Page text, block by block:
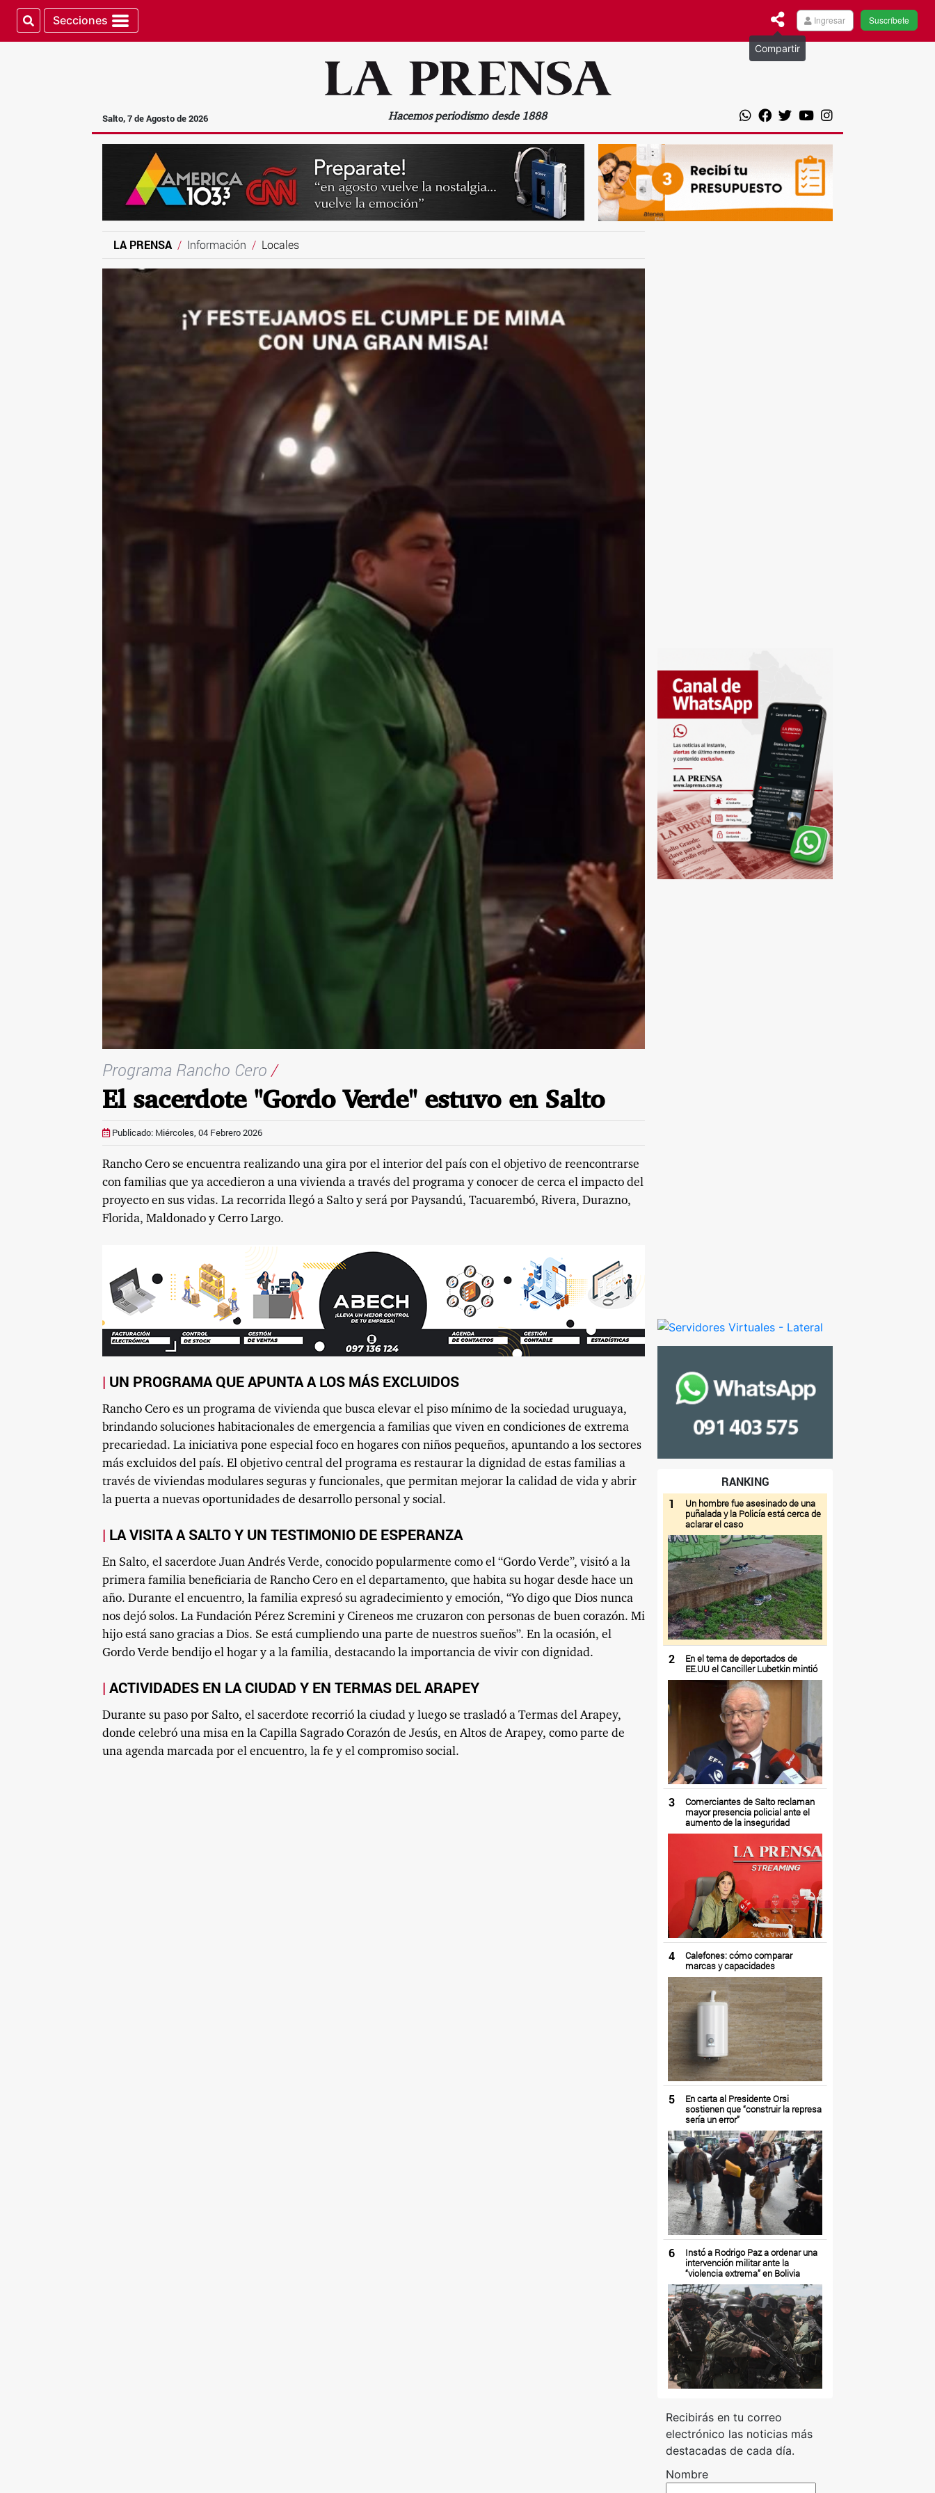
Secciones Suscríbete
Ingresar
Salto, 7 de Agosto de 2026 Hacemos periodismo desde 1888
LA PRENSA Información Locales
Programa Rancho Cero/
El sacerdote "Gordo Verde" estuvo en Salto
Publicado: Miércoles, 04 Febrero 2026
Rancho Cero se encuentra realizando una gira por el interior del país con el objetivo de reencontrarse
con familias que ya accedieron a una vivienda a través del programa y conocer de cerca el impacto del
proyecto en sus vidas. La recorrida llegó a Salto y será por Paysandú, Tacuarembó, Rivera, Durazno,
Florida, Maldonado y Cerro Largo.
UN PROGRAMA QUE APUNTA A LOS MÁS EXCLUIDOS
Rancho Cero es un programa de vivienda que busca elevar el piso mínimo de la sociedad uruguaya,
brindando soluciones habitacionales de emergencia a familias que viven en condiciones de extrema
precariedad. La iniciativa pone especial foco en hogares con niños pequeños, apuntando a los sectores
más excluidos del país. El objetivo central del programa es restaurar la dignidad de estas familias a
través de viviendas modulares seguras y funcionales, que permitan mejorar la calidad de vida y abrir
la puerta a nuevas oportunidades de desarrollo personal y social.
LA VISITA A SALTO Y UN TESTIMONIO DE ESPERANZA
En Salto, el sacerdote Juan Andrés Verde, conocido popularmente como el “Gordo Verde”, visitó a la
primera familia beneficiaria de Rancho Cero en el departamento, que habita su hogar desde hace un
año. Durante el encuentro, la familia expresó su agradecimiento y emoción, “Yo digo que Dios nunca
nos dejó solos. La Fundación Pérez Scremini y Cireneos me cruzaron con personas de buen corazón. Mi
hijo está sano gracias a Dios. Se está cumpliendo una parte de nuestros sueños”. En la ocasión, el
Gordo Verde bendijo el hogar y a la familia, destacando la importancia de vivir con dignidad.
ACTIVIDADES EN LA CIUDAD Y EN TERMAS DEL ARAPEY
Durante su paso por Salto, el sacerdote recorrió la ciudad y luego se trasladó a Termas del Arapey,
donde celebró una misa en la Capilla Sagrado Corazón de Jesús, en Altos de Arapey, como parte de
una agenda marcada por el encuentro, la fe y el compromiso social.
RANKING
1
Un hombre fue asesinado de una
puñalada y la Policía está cerca de
aclarar el caso
2
En el tema de deportados de
EE.UU el Canciller Lubetkin mintió
3
Comerciantes de Salto reclaman
mayor presencia policial ante el
aumento de la inseguridad
4
Calefones: cómo comparar
marcas y capacidades
5
En carta al Presidente Orsi
sostienen que “construir la represa
sería un error”
6
Instó a Rodrigo Paz a ordenar una
intervención militar ante la
“violencia extrema” en Bolivia
Recibirás en tu correo
electrónico las noticias más
destacadas de cada día.
Nombre
Compartir